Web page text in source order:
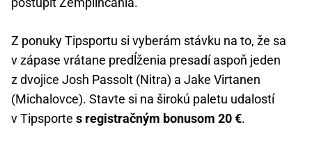
Z ponuky Tipsportu si vyberám stávku na to, že sa
v zápase vrátane predĺženia presadí aspoň jeden
z dvojice Josh Passolt (Nitra) a Jake Virtanen
(Michalovce). Stavte si na širokú paletu udalostí
v Tipsporte s registračným bonusom 20 €.